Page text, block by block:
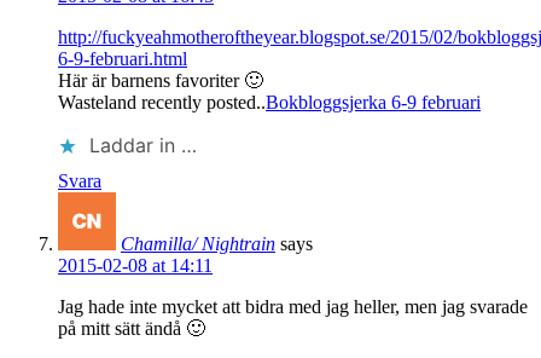
http://fuckyeahmotheroftheyear.blogspot.se/2015/02/
6-9-februari.html
Här är barnens favoriter 🙂
Wasteland recently posted..Bokbloggsjerka 6-9 februari
Laddar in …
Svara
Chamilla/ Nightrain says
2015-02-08 at 14:11
Jag hade inte mycket att bidra med jag heller, men jag svarade
på mitt sätt ändå 🙂